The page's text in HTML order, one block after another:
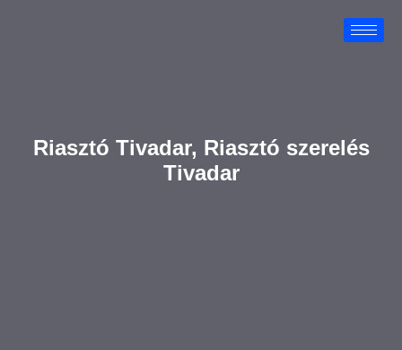
Riasztó Tivadar, Riasztó szerelés
Tivadar